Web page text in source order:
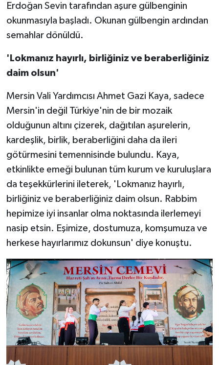
Erdoğan Sevin tarafından aşure gülbenginin
okunmasıyla başladı. Okunan gülbengin ardından
semahlar dönüldü.
'Lokmanız hayırlı, birliğiniz ve beraberliğiniz
daim olsun'
Mersin Vali Yardımcısı Ahmet Gazi Kaya, sadece
Mersin'in değil Türkiye'nin de bir mozaik
olduğunun altını çizerek, dağıtılan aşurelerin,
kardeşlik, birlik, beraberliğini daha da ileri
götürmesini temennisinde bulundu. Kaya,
etkinlikte emeği bulunan tüm kurum ve kuruluşlara
da teşekkürlerini ileterek, 'Lokmanız hayırlı,
birliğiniz ve beraberliğiniz daim olsun. Rabbim
hepimize iyi insanlar olma noktasında ilerlemeyi
nasip etsin. Eşimize, dostumuza, komşumuza ve
herkese hayırlarımız dokunsun' diye konuştu.